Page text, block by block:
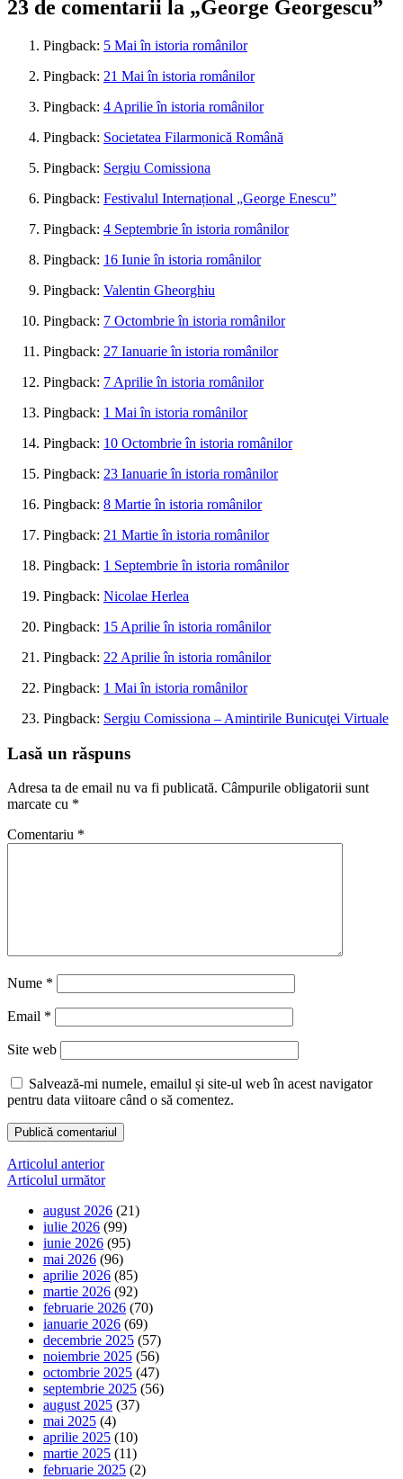
23 de comentarii la „George Georgescu”
Pingback: 5 Mai în istoria românilor
Pingback: 21 Mai în istoria românilor
Pingback: 4 Aprilie în istoria românilor
Pingback: Societatea Filarmonică Română
Pingback: Sergiu Comissiona
Pingback: Festivalul Internațional „George Enescu”
Pingback: 4 Septembrie în istoria românilor
Pingback: 16 Iunie în istoria românilor
Pingback: Valentin Gheorghiu
Pingback: 7 Octombrie în istoria românilor
Pingback: 27 Ianuarie în istoria românilor
Pingback: 7 Aprilie în istoria românilor
Pingback: 1 Mai în istoria românilor
Pingback: 10 Octombrie în istoria românilor
Pingback: 23 Ianuarie în istoria românilor
Pingback: 8 Martie în istoria românilor
Pingback: 21 Martie în istoria românilor
Pingback: 1 Septembrie în istoria românilor
Pingback: Nicolae Herlea
Pingback: 15 Aprilie în istoria românilor
Pingback: 22 Aprilie în istoria românilor
Pingback: 1 Mai în istoria românilor
Pingback: Sergiu Comissiona – Amintirile Bunicuţei Virtuale
Lasă un răspuns
Adresa ta de email nu va fi publicată. Câmpurile obligatorii sunt
marcate cu *
Comentariu *
Nume *
Email *
Site web
Salvează-mi numele, emailul și site-ul web în acest navigator
pentru data viitoare când o să comentez.
Navigare
în
articole
Articolul anterior
Articolul următor
august 2026 (21)
iulie 2026 (99)
iunie 2026 (95)
mai 2026 (96)
aprilie 2026 (85)
martie 2026 (92)
februarie 2026 (70)
ianuarie 2026 (69)
decembrie 2025 (57)
noiembrie 2025 (56)
octombrie 2025 (47)
septembrie 2025 (56)
august 2025 (37)
mai 2025 (4)
aprilie 2025 (10)
martie 2025 (11)
februarie 2025 (2)